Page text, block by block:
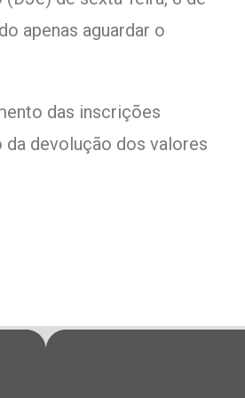
apenas aguardar o
das inscrições
devolução dos valores